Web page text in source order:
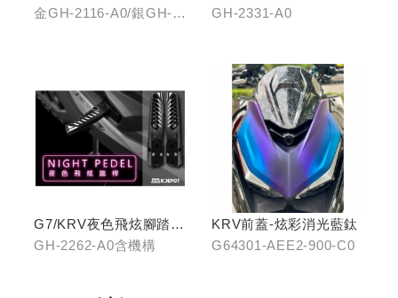
金GH-2116-A0/銀GH-
組(雙燈)
GH-2331-A0
G7/KRV夜色飛炫腳踏
(含機構LHJ8)
GH-2262-A0含機構
KRV前蓋-炫彩消光藍鈦
G64301-AEE2-900-C0